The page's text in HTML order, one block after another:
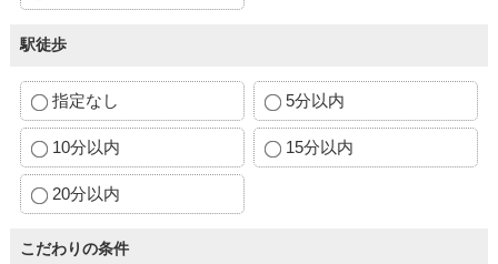
駅徒歩
指定なし 5分以内
10分以内 15分以内
20分以内
こだわりの条件